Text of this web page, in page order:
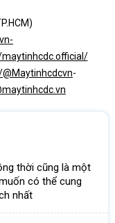
-
thời cũng là một
có thể cung
nhất